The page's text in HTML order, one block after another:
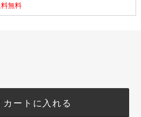
無料
カートに入れる